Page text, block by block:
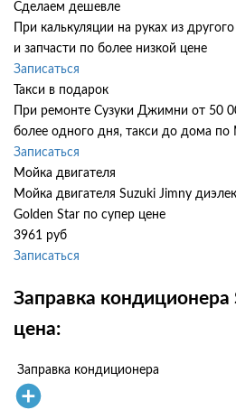
Сделаем дешевле
При калькуляции на руках из
и запчасти по более низкой цене
Записаться
Такси в подарок
При ремонте Сузуки Джимни от 50
более одного дня, такси до дома по
Записаться
Мойка двигателя
Мойка двигателя Suzuki Jimny
Golden Star по супер цене
3961 руб
Записаться
Заправка кондиционера
цена:
Заправка кондиционера